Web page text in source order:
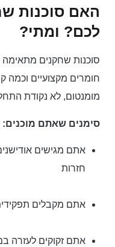
האם סוכנות
לכם? ומתי?
סוכנות שחקנים
חומרים מקצועיים וכמה
מומנטום, לא נקודת
סימנים שאתם מוכנים:
אתם מגישים
חזרות
אתם מקבלים
אתם זקוקים לעזרה